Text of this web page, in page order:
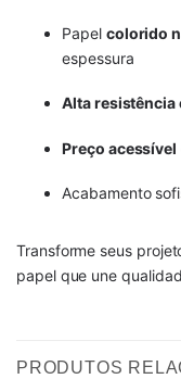
Papel colorido
espessura
Alta resistência
Preço acessível
Acabamento
Transforme seus
papel que une
PRODUTOS